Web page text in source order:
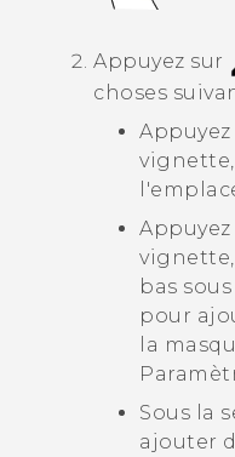
Appuyez sur
choses
bas
pour
la
Sous la
ajouter